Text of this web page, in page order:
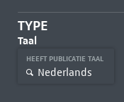
TYPE
Taal
HEEFT PUBLICATIE TAAL
Nederlands